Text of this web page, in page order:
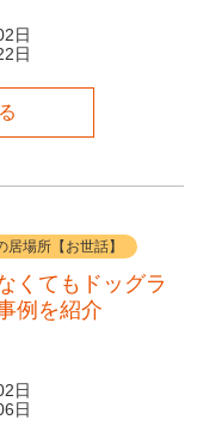
日
日
居場所【お世話】
くてもドッグラ
例を紹介
日
日